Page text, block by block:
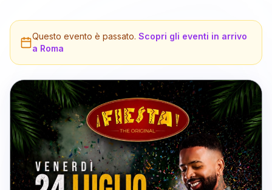
Questo evento è passato. Scopri gli eventi in arrivo
a Roma